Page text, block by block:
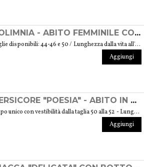
POLIMNIA - ABITO FEMMINILE CON BOTTONE IN VETRO DI MURANO - "COLLEZIONE DELLE MUSE"
Taglie disponibili: 44-46 e 50 / Lunghezza dalla vita all'orlo cm. 52 GUIDA ALLE TAGLIE
Aggiungi
TERSICORE "POESIA" - ABITO IN MISTO SETA LEGGERO "COLLEZIONE DELLE MUSE"
Capo unico con vestibilità dalla taglia 50 alla 52 - Lunghezza dalla vita all'orlo cm. 60 GUIDA ALLE TAGLIE
Aggiungi